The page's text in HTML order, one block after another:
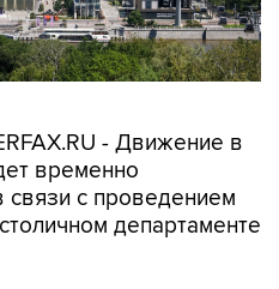
- Движение в
временно
связи с проведением
департаменте